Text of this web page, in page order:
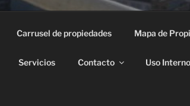
Carrusel de propiedades Mapa de
Servicios Contacto Uso Interno